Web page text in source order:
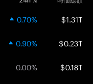
0.70% $1.31T
0.90% $0.23T
0.00% $0.18T